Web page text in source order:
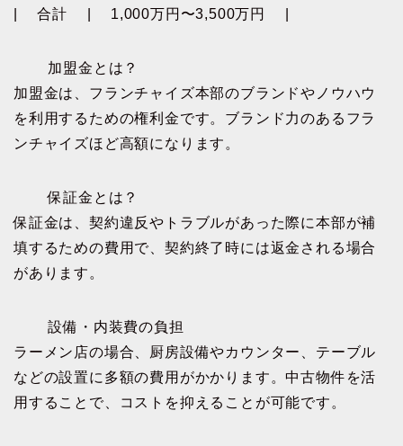
| 合計 | 1,000万円〜3,500万円 |
加盟金とは？
加盟金は、フランチャイズ本部のブランドやノウハウ
を利用するための権利金です。ブランド力のあるフラ
ンチャイズほど高額になります。
保証金とは？
保証金は、契約違反やトラブルがあった際に本部が補
填するための費用で、契約終了時には返金される場合
があります。
設備・内装費の負担
ラーメン店の場合、厨房設備やカウンター、テーブル
などの設置に多額の費用がかかります。中古物件を活
用することで、コストを抑えることが可能です。